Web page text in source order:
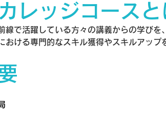
レッジコースと
線で活躍している方々の講義からの学び
おける専門的なスキル獲得やスキルアップ